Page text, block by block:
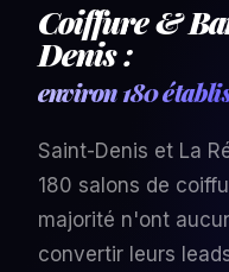
Coiffure &
Denis :
environ 180
Saint-Denis et La
180 salons de
majorité n'ont
convertir leurs